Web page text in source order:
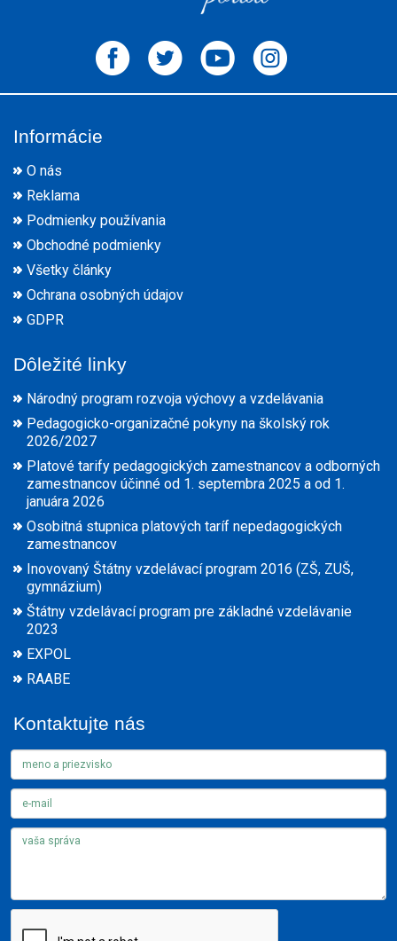
Informácie
O nás
Reklama
Podmienky používania
Obchodné podmienky
Všetky články
Ochrana osobných údajov
GDPR
Dôležité linky
Národný program rozvoja výchovy a vzdelávania
Pedagogicko-organizačné pokyny na školský rok
2026/2027
Platové tarify pedagogických zamestnancov a odborných
zamestnancov účinné od 1. septembra 2025 a od 1.
januára 2026
Osobitná stupnica platových taríf nepedagogických
zamestnancov
Inovovaný Štátny vzdelávací program 2016 (ZŠ, ZUŠ,
gymnázium)
Štátny vzdelávací program pre základné vzdelávanie
2023
EXPOL
RAABE
Kontaktujte nás